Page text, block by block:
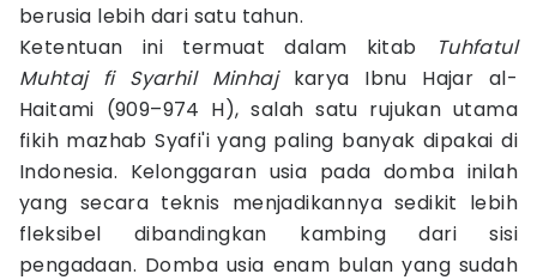
berusia lebih dari satu tahun.
Ketentuan ini termuat dalam kitab
Tuhfatul
Muhtaj fi Syarhil Minhajkarya Ibnu Hajar al-
Haitami (909–974 H), salah satu rujukan utama
fikih mazhab Syafi'i yang paling banyak dipakai di
Indonesia. Kelonggaran usia pada domba inilah
yang secara teknis menjadikannya sedikit lebih
fleksibel dibandingkan kambing dari sisi
pengadaan. Domba usia enam bulan yang sudah